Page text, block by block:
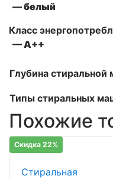
— белый
Класс
— A++
Глубина
Типы стиральных
Похожие
Скидка 22%
Стиральная